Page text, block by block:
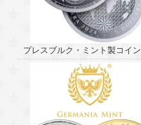
プレスブルク・ミント製コイン